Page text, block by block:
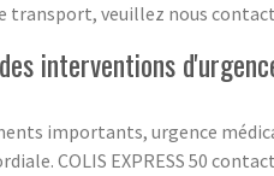
transport, veuillez nous
interventions
importants, urgence
COLIS EXPRESS 50